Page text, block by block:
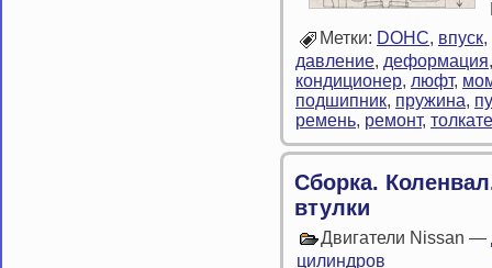
Метки: DOHC, впуск,
давление, деформация
кондиционер, люфт,
подшипник, пружина,
ремень, ремонт,
Сборка.
втулки
Двигатели Nissan —
цилиндров